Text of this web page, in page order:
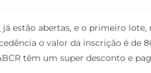
já estão abertas, e o primeiro lote,
o valor da inscrição é de
têm um super desconto e